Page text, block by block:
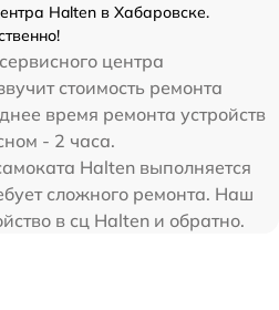
Halten в Хабаровске.
центра
стоимость ремонта
время ремонта устройств
- 2 часа.
Halten выполняется
сложного ремонта. Наш
в сц Halten и обратно.